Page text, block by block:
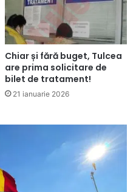
Chiar și fără buget, Tulcea
are prima solicitare de
bilet de tratament!
21 ianuarie 2026